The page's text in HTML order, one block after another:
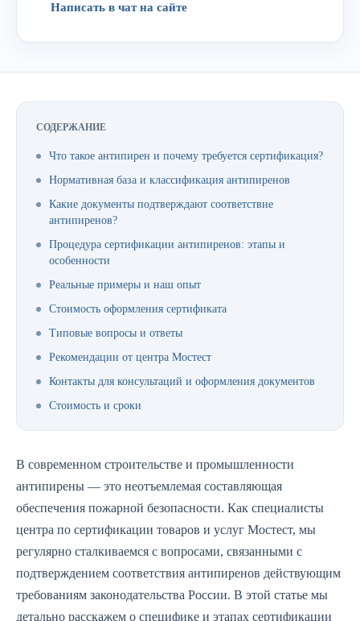
Написать в чат на сайте
СОДЕРЖАНИЕ
Что такое антипирен и почему требуется сертификация?
Нормативная база и классификация антипиренов
Какие документы подтверждают соответствие
антипиренов?
Процедура сертификации антипиренов: этапы и
особенности
Реальные примеры и наш опыт
Стоимость оформления сертификата
Типовые вопросы и ответы
Рекомендации от центра Мостест
Контакты для консультаций и оформления документов
Стоимость и сроки
В современном строительстве и промышленности
антипирены — это неотъемлемая составляющая
обеспечения пожарной безопасности. Как специалисты
центра по сертификации товаров и услуг Мостест, мы
регулярно сталкиваемся с вопросами, связанными с
подтверждением соответствия антипиренов действующим
требованиям законодательства России. В этой статье мы
детально расскажем о специфике и этапах сертификации